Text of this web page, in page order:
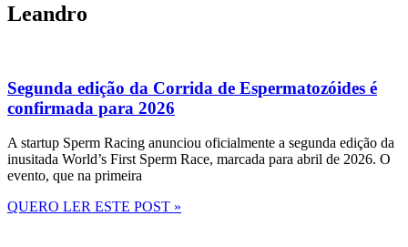
Leandro
Segunda edição da Corrida de Espermatozóides é
confirmada para 2026
A startup Sperm Racing anunciou oficialmente a segunda edição da
inusitada World’s First Sperm Race, marcada para abril de 2026. O
evento, que na primeira
QUERO LER ESTE POST »